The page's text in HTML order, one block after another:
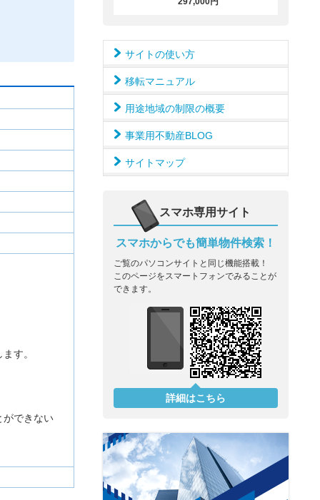
す。
ができない
サイトの使い方
移転マニュアル
用途地域の制限の概要
事業用不動産BLOG
サイトマップ
スマホ専用サイト
スマホからでも簡単物件検索！
ご覧のパソコンサイトと同じ機能搭載！
このページをスマートフォンでみることが
できます。
詳細はこちら